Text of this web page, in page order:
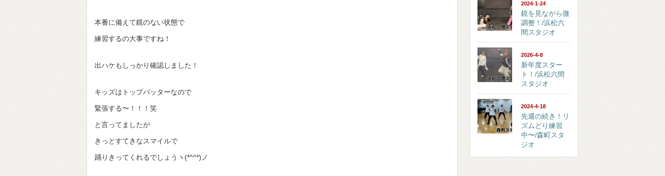
本番に備えて鏡のない状態で
練習するの大事ですね！
出ハケもしっかり確認しました！
キッズはトップバッターなので
緊張する〜！！！笑
と言ってましたが
きっとすてきなスマイルで
踊りきってくれるでしょうヽ(*^^*)ノ
2024-1-24
鏡を見ながら微
調整！/浜松六
間スタジオ
2026-4-8
新年度スター
ト！/浜松六間
スタジオ
2024-4-18
先週の続き！リ
ズムどり練習
中〜/森町スタ
ジオ